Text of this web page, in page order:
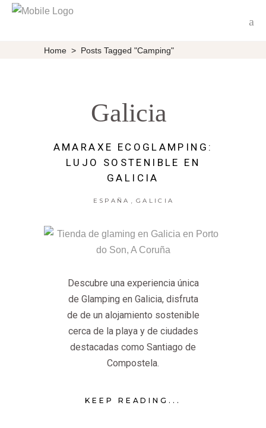
Home > Posts Tagged "Camping"
Galicia
AMARAXE ECOGLAMPING:
LUJO SOSTENIBLE EN
GALICIA
ESPAÑA , GALICIA
Descubre una experiencia única
de Glamping en Galicia, disfruta
de de un alojamiento sostenible
cerca de la playa y de ciudades
destacadas como Santiago de
Compostela.
KEEP READING...